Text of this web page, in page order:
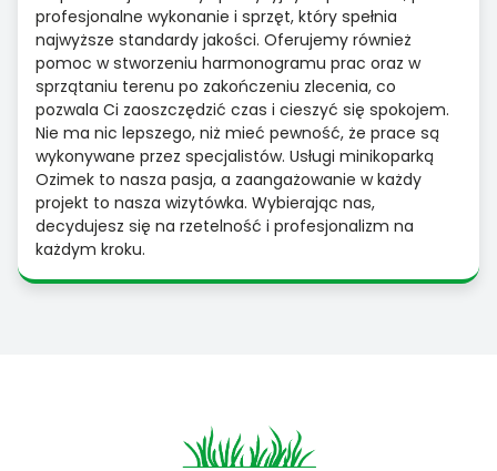
profesjonalne wykonanie i sprzęt, który spełnia
najwyższe standardy jakości. Oferujemy również
pomoc w stworzeniu harmonogramu prac oraz w
sprzątaniu terenu po zakończeniu zlecenia, co
pozwala Ci zaoszczędzić czas i cieszyć się spokojem.
Nie ma nic lepszego, niż mieć pewność, że prace są
wykonywane przez specjalistów. Usługi minikoparką
Ozimek to nasza pasja, a zaangażowanie w każdy
projekt to nasza wizytówka. Wybierając nas,
decydujesz się na rzetelność i profesjonalizm na
każdym kroku.